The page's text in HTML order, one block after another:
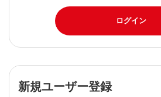
ログイン
新規ユーザー登録